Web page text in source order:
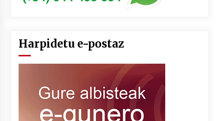
Harpidetu e-postaz